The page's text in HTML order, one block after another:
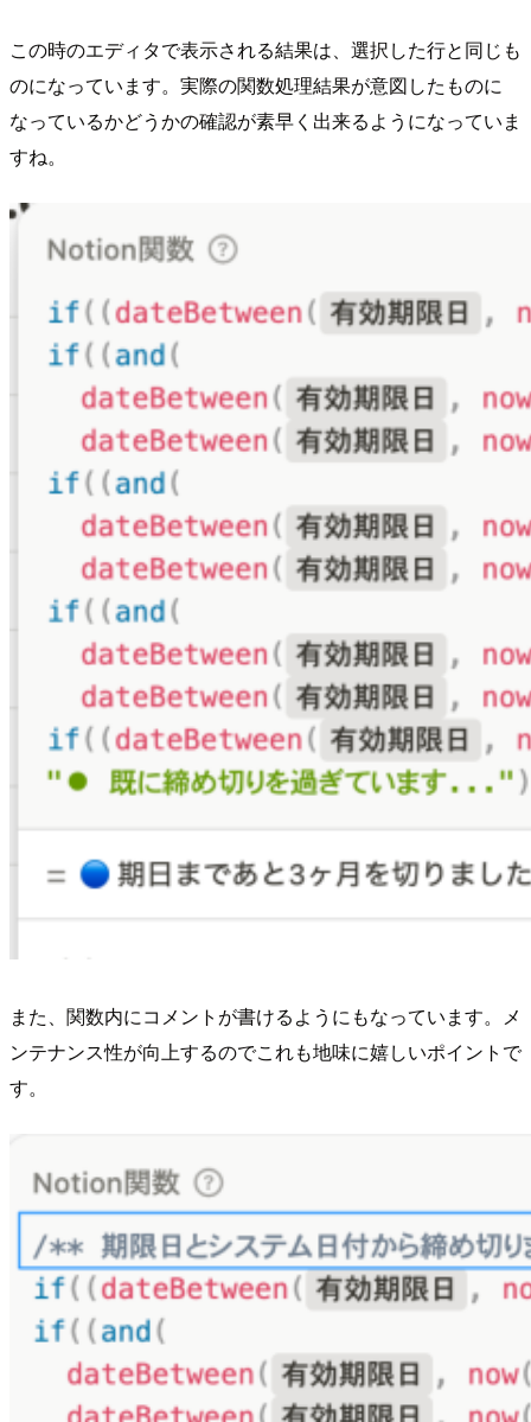
この時のエディタで表示される結果は、選択した行と同じも
のになっています。実際の関数処理結果が意図したものに
なっているかどうかの確認が素早く出来るようになっていま
すね。
また、関数内にコメントが書けるようにもなっています。メ
ンテナンス性が向上するのでこれも地味に嬉しいポイントで
す。